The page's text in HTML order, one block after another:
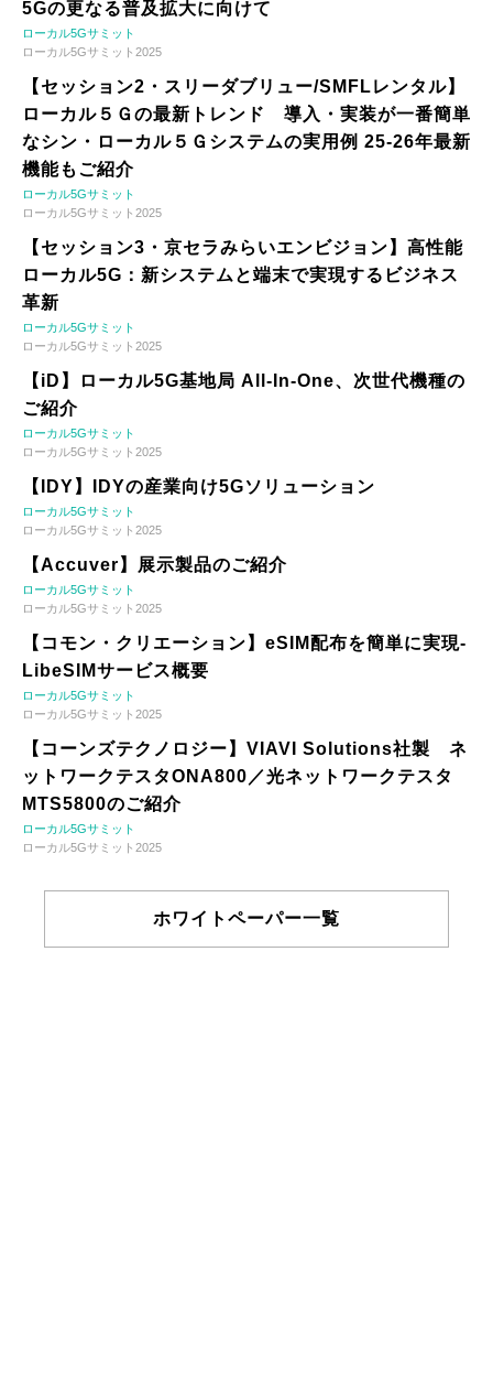
5Gの更なる普及拡大に向けて
ローカル5Gサミット
ローカル5Gサミット2025
【セッション2・スリーダブリュー/SMFLレンタル】
ローカル５Ｇの最新トレンド 導入・実装が一番簡単
なシン・ローカル５Ｇシステムの実用例 25-26年最新
機能もご紹介
ローカル5Gサミット
ローカル5Gサミット2025
【セッション3・京セラみらいエンビジョン】高性能
ローカル5G：新システムと端末で実現するビジネス
革新
ローカル5Gサミット
ローカル5Gサミット2025
【iD】ローカル5G基地局 All-In-One、次世代機種の
ご紹介
ローカル5Gサミット
ローカル5Gサミット2025
【IDY】IDYの産業向け5Gソリューション
ローカル5Gサミット
ローカル5Gサミット2025
【Accuver】展示製品のご紹介
ローカル5Gサミット
ローカル5Gサミット2025
【コモン・クリエーション】eSIM配布を簡単に実現-
LibeSIMサービス概要
ローカル5Gサミット
ローカル5Gサミット2025
【コーンズテクノロジー】VIAVI Solutions社製 ネ
ットワークテスタONA800／光ネットワークテスタ
MTS5800のご紹介
ローカル5Gサミット
ローカル5Gサミット2025
ホワイトペーパー一覧